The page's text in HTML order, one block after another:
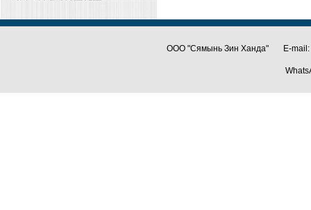
ООО "Сямынь Зин Ханда" E-mail: